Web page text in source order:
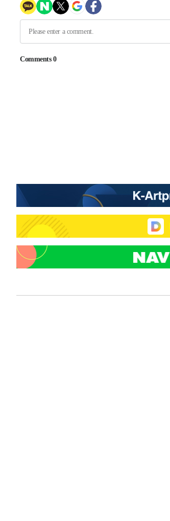
-23960초 전 >[속보]코스피, 119.51포인트
-20407초 전 >6월 경상수지 497.3억 달러…두 달
-20358초 전 > 서울 낮 39도 '폭염중대경보'…40도
-9893초 전 >[속보] 호르무즈 해협 이란-오만 협상
[속보] "이란-오만, 호르무즈 해협 통행